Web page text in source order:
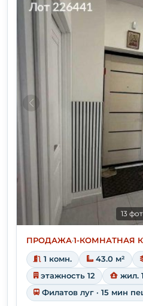
13
ПРОДАЖА·1-КОМНАТНАЯ
1 комн. 43.0 м²
этажность 12
жил.
Филатов луг · 15 мин